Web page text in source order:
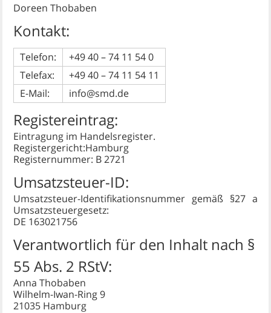
Doreen Thobaben
Kontakt:
Telefon:
+49 40 – 74 11 54 0
Telefax:
+49 40 – 74 11 54 11
E-Mail:
info@smd.de
Registereintrag:
Eintragung im Handelsregister.
Registergericht:Hamburg
Registernummer: B 2721
Umsatzsteuer-ID:
Umsatzsteuer-Identifikationsnummer gemäß §27 a
Umsatzsteuergesetz:
DE 163021756
Verantwortlich für den Inhalt nach §
55 Abs. 2 RStV:
Anna Thobaben
Wilhelm-Iwan-Ring 9
21035 Hamburg